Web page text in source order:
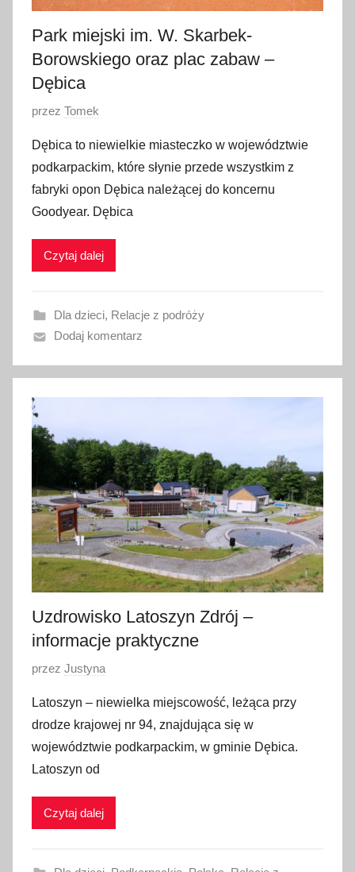
0
2
Park miejski im. W. Skarbek-
Borowskiego oraz plac zabaw –
Dębica
O
u
b
l
i
w
n
o
1
s
i
e
n
i
a
2
0
2
przez Tomek
Dębica to niewielkie miasteczko w województwie
podkarpackim, które słynie przede wszystkim z
fabryki opon Dębica należącej do koncernu
Goodyear. Dębica
Czytaj dalej
Dla dzieci, Relacje z podróży
Dodaj komentarz
Uzdrowisko Latoszyn Zdrój –
informacje praktyczne
O
u
b
l
i
w
przez Justyna
Latoszyn – niewielka miejscowość, leżąca przy
drodze krajowej nr 94, znajdująca się w
województwie podkarpackim, w gminie Dębica.
Latoszyn od
Czytaj dalej